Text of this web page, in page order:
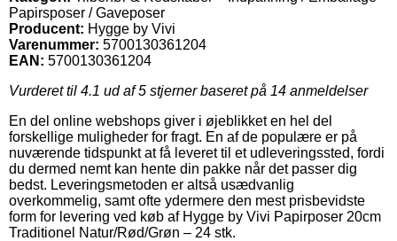
Papirsposer / Gaveposer
Producent: Hygge by Vivi
Varenummer: 5700130361204
EAN: 5700130361204
Vurderet til 4.1 ud af 5 stjerner baseret på 14 anmeldelser
En del online webshops giver i øjeblikket en hel del
forskellige muligheder for fragt. En af de populære er på
nuværende tidspunkt at få leveret til et udleveringssted, fordi
du dermed nemt kan hente din pakke når det passer dig
bedst. Leveringsmetoden er altså usædvanlig
overkommelig, samt ofte ydermere den mest prisbevidste
form for levering ved køb af Hygge by Vivi Papirposer 20cm
Traditionel Natur/Rød/Grøn – 24 stk.